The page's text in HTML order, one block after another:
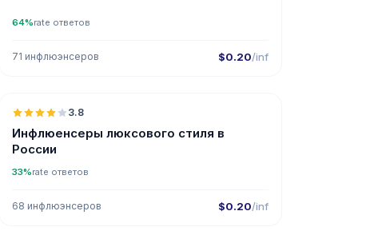
64%rate ответов
71 инфлюэнсеров $0.20/inf
3.8
Инфлюенсеры люксового стиля в
России
33%rate ответов
68 инфлюэнсеров $0.20/inf